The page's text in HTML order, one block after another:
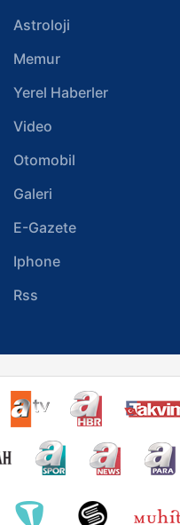
Astroloji
Memur
Yerel Haberler
Video
Otomobil
Galeri
E-Gazete
Iphone
Rss